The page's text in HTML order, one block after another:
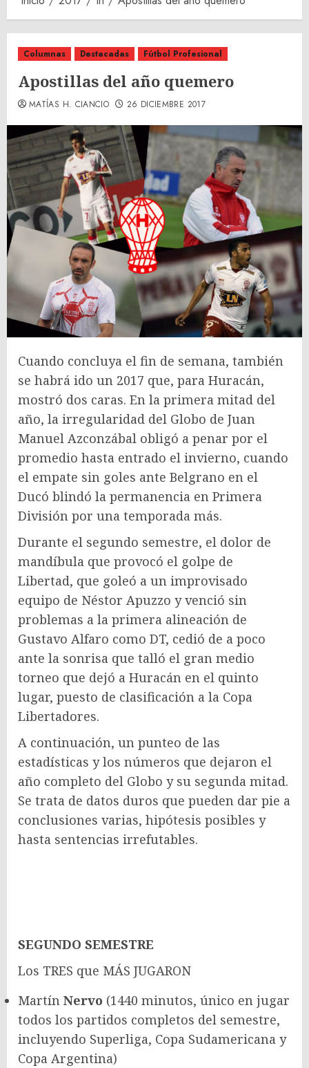
Columnas Destacadas Fútbol Profesional
Apostillas del año quemero
MATÍAS H. CIANCIO 26 DICIEMBRE 2017
Cuando concluya el fin de semana, también
se habrá ido un 2017 que, para Huracán,
mostró dos caras. En la primera mitad del
año, la irregularidad del Globo de Juan
Manuel Azconzábal obligó a penar por el
promedio hasta entrado el invierno, cuando
el empate sin goles ante Belgrano en el
Ducó blindó la permanencia en Primera
División por una temporada más.
Durante el segundo semestre, el dolor de
mandíbula que provocó el golpe de
Libertad, que goleó a un improvisado
equipo de Néstor Apuzzo y venció sin
problemas a la primera alineación de
Gustavo Alfaro como DT, cedió de a poco
ante la sonrisa que talló el gran medio
torneo que dejó a Huracán en el quinto
lugar, puesto de clasificación a la Copa
Libertadores.
A continuación, un punteo de las
estadísticas y los números que dejaron el
año completo del Globo y su segunda mitad.
Se trata de datos duros que pueden dar pie a
conclusiones varias, hipótesis posibles y
hasta sentencias irrefutables.
SEGUNDO SEMESTRE
Los TRES que MÁS JUGARON
Martín Nervo (1440 minutos, único en jugar
todos los partidos completos del semestre,
incluyendo Superliga, Copa Sudamericana y
Copa Argentina)